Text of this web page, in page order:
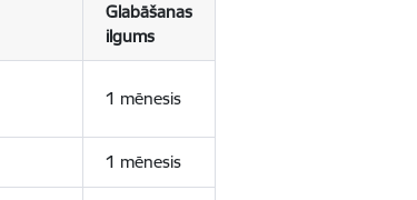
Glabāšanas
ilgums
1 mēnesis
1 mēnesis